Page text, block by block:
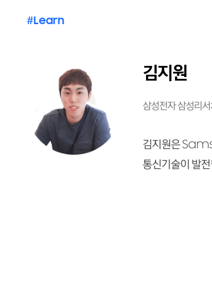
#Learn
김지원
삼성전자 삼성리
김지원은
통신기술이 발